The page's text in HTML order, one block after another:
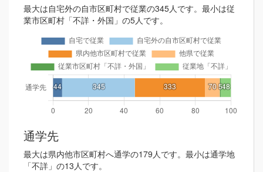
最大は自宅外の自市区町村で従業の345人です。最小は従
業市区町村「不詳・外国」の5人です。
通学先
最大は県内他市区町村へ通学の179人です。最小は通学地
「不詳」の13人です。